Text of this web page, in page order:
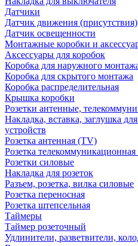
Датчики
Датчик движения (присутствия)
Датчик освещенности
Монтажные коробки и
Аксессуары для коробок
Коробка для наружного
Коробка для скрытого монтажа
Коробка распределительная
Крышка коробки
Розетки антенные,
Накладка, вставка, заглушка
устройств
Розетка антенная (TV)
Розетка
Розетки силовые
Накладка для розеток
Разъем, розетка, вилка силовые
Розетка переносная
Розетка штепсельная
Таймеры
Таймер розеточный
Удлинители, разветвители,